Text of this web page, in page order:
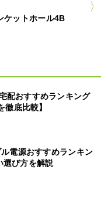
ケットホール4B
配おすすめランキング
底比較】
ル電源おすすめランキン
び方を解説